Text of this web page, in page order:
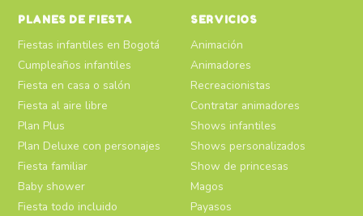
PLANES DE FIESTA
Fiestas infantiles en Bogotá
Cumpleaños infantiles
Fiesta en casa o salón
Fiesta al aire libre
Plan Plus
Plan Deluxe con personajes
Fiesta familiar
Baby shower
Fiesta todo incluido
SERVICIOS
Animación
Animadores
Recreacionistas
Contratar animadores
Shows infantiles
Shows personalizados
Show de princesas
Magos
Payasos